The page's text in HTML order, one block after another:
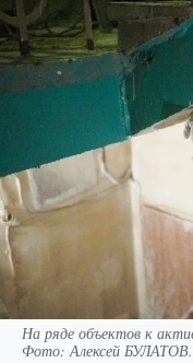
На ряде объектов к
Фото:Алексей БУЛАТОВ.